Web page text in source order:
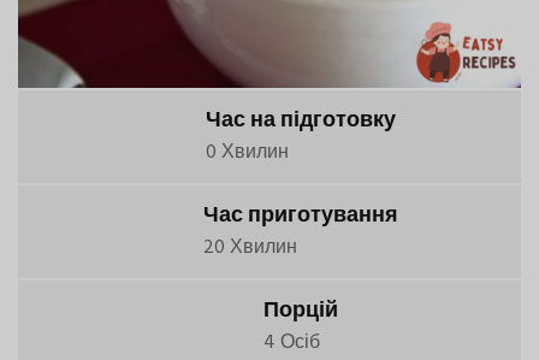
Час на підготовку
0 Хвилин
Час приготування
20 Хвилин
Порцій
4 Осіб